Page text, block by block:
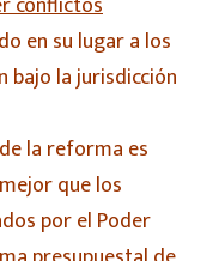
en su lugar a los
bajo la jurisdicción
la reforma es
que los
por el Poder